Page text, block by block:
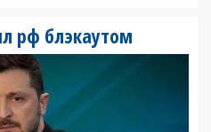
рф блэкаутом